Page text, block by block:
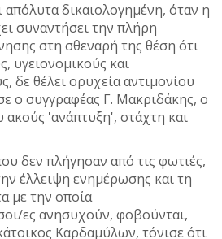
απόλυτα δικαιολογημένη, όταν η
συναντήσει την πλήρη
στη σθεναρή της θέση ότι
υγειονομικούς και
δε θέλει ορυχεία αντιμονίου
ο συγγραφέας Γ. Μακριδάκης, ο
'ανάπτυξη', στάχτη και
δεν πλήγησαν από τις φωτιές,
έλλειψη ενημέρωσης και τη
με την οποία
ες ανησυχούν, φοβούνται,
Καρδαμύλων, τόνισε ότι